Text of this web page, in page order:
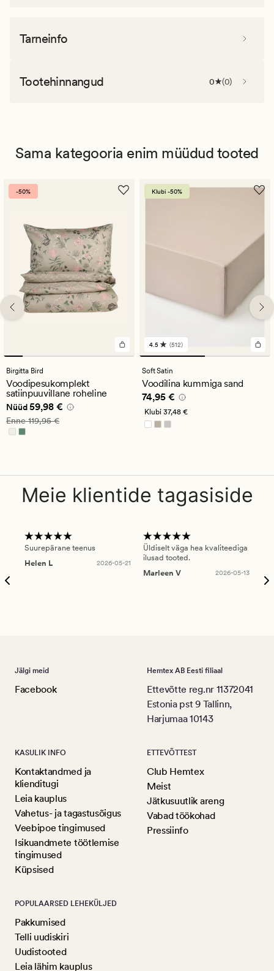
Tarneinfo
Tootehinnangud 0 (0)
Sama kategooria enim müüdud tooted
-50%
Birgitta Bird
Voodipesukomplekt
satiinpuuvillane roheline
Nåværende pris_ee
Nüüd59,98 €
Vanlig pris_ee
Enne119,95 €
Klubi -50%
512
arvustust
keskmise
hinnanguga
4.5
4.5 (512)
Soft Satin
Voodilina kummiga sand
Pris_ee 74,95 €
74,95 €
Klubi 37,48 €
Meie klientide tagasiside
Suurepärane teenus
Helen L
2026-05-21
Üldiselt väga hea kvaliteediga
ilusad tooted.
Marleen V
2026-05-13
Jälgi meid
Facebook
Hemtex AB Eesti filiaal
Ettevõtte reg.nr 11372041
Estonia pst 9 Tallinn,
Harjumaa 10143
KASULIK INFO
Kontaktandmed ja
klienditugi
Leia kauplus
Vahetus- ja tagastusõigus
Veebipoe tingimused
Isikuandmete töötlemise
tingimused
Küpsised
ETTEVÕTTEST
Club Hemtex
Meist
Jätkusuutlik areng
Vabad töökohad
Pressiinfo
POPULAARSED LEHEKÜLJED
Pakkumised
Telli uudiskiri
Uudistooted
Leia lähim kauplus